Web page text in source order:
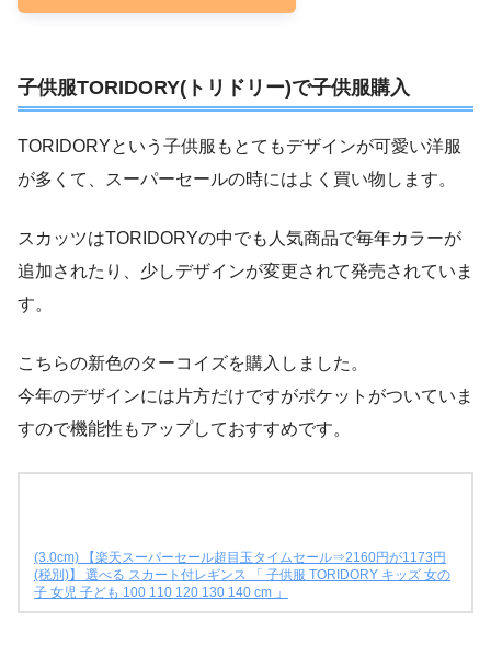
子供服TORIDORY(トリドリー)で子供服購入
TORIDORYという子供服もとてもデザインが可愛い洋服
が多くて、スーパーセールの時にはよく買い物します。
スカッツはTORIDORYの中でも人気商品で毎年カラーが
追加されたり、少しデザインが変更されて発売されていま
す。
こちらの新色のターコイズを購入しました。
今年のデザインには片方だけですがポケットがついていま
すので機能性もアップしておすすめです。
(3.0cm) 【楽天スーパーセール超目玉タイムセール⇒2160円が1173円
(税別)】 選べる スカート付レギンス 「 子供服 TORIDORY キッズ 女の
子 女児 子ども 100 110 120 130 140 cm 」